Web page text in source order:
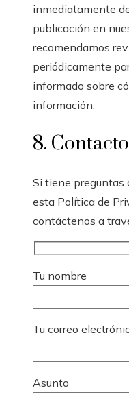
inmediatamente
publicación en
recomendamos
periódicamente
informado sobre
información.
8. Contacto
Si tiene preguntas
esta Política de
contáctenos a
Tu nombre
Tu correo
Asunto